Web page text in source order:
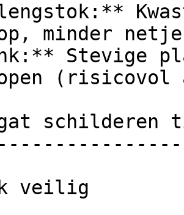
minder
Stevige
(risicovol
veilig